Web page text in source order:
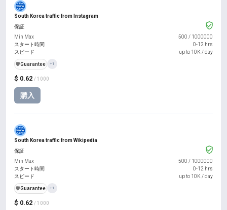
South Korea traffic from Instagram
$ 0.62 / 1000
購入
保証
Min Max
500 / 1000000
スタート時間
0-12 hrs
スピード
up to 10K / day
️🛡️Guarantee +1
South Korea traffic from Wikipedia
$ 0.62 / 1000
保証
Min Max
500 / 1000000
スタート時間
0-12 hrs
スピード
up to 10K / day
️🛡️Guarantee +1